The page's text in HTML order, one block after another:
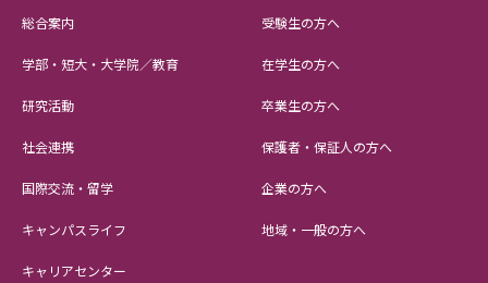
総合案内
学部・短大・大学院／教育
研究活動
社会連携
国際交流・留学
キャンパスライフ
キャリアセンター
受験生の方へ
在学生の方へ
卒業生の方へ
保護者・保証人の方へ
企業の方へ
地域・一般の方へ